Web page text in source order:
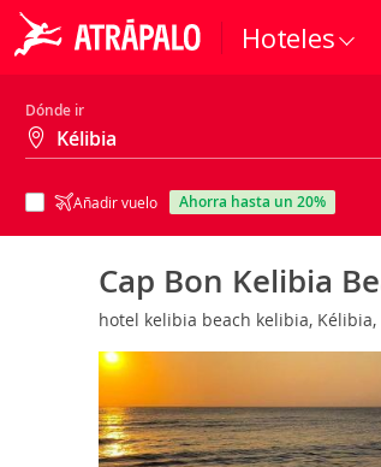
Hoteles
Dónde ir
Añadir vuelo ahorra hasta un 20%
Cap Bon Kelibia
hotel kelibia beach kelibia, Kélibia,